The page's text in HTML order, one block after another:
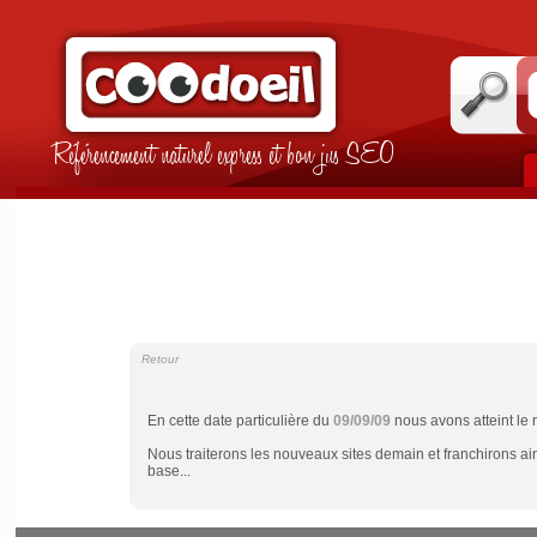
Référencement naturel express et bon jus SEO
Retour
En cette date particulière du 09/09/09 nous avons atteint le
Nous traiterons les nouveaux sites demain et franchirons
base...